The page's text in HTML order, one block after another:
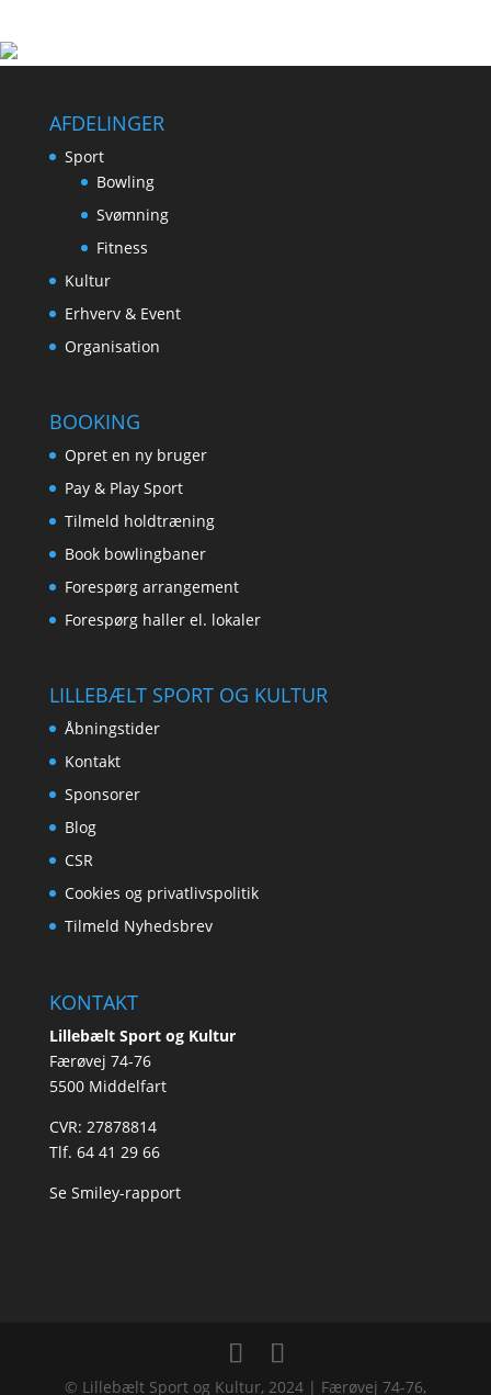
AFDELINGER
Sport
Bowling
Svømning
Fitness
Kultur
Erhverv & Event
Organisation
BOOKING
Opret en ny bruger
Pay & Play Sport
Tilmeld holdtræning
Book bowlingbaner
Forespørg arrangement
Forespørg haller el. lokaler
LILLEBÆLT SPORT OG KULTUR
Åbningstider
Kontakt
Sponsorer
Blog
CSR
Cookies og privatlivspolitik
Tilmeld Nyhedsbrev
KONTAKT
Lillebælt Sport og Kultur
Færøvej 74-76
​5500 Middelfart
​CVR: 27878814
Tlf. 64 41 29 66
Se Smiley-rapport
© Lillebælt Sport og Kultur, 2024 | Færøvej 74-76,